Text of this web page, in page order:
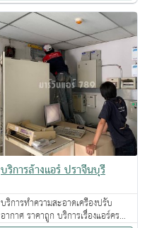
บริการล้างแอร์ ปราจีนบุรี
บริการทำความสะอาดเครื่องปรับ
อากาศ ราคาถูก บริการเรื่องแอร์ครบ